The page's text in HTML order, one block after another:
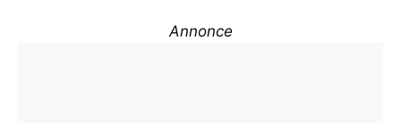
Annonce